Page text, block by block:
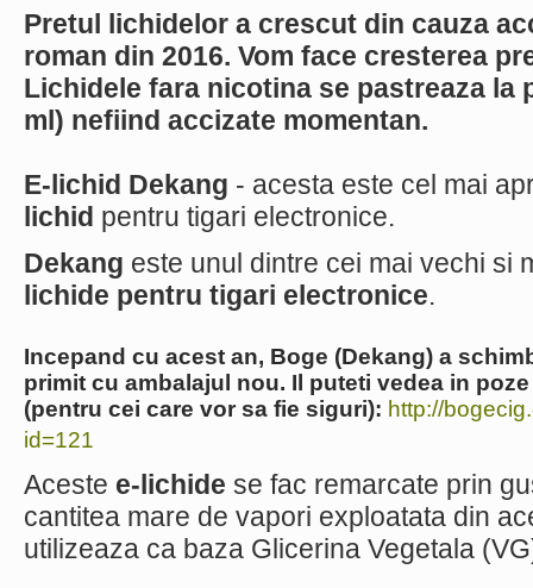
Pretul lichidelor a crescut din cauza
roman din 2016. Vom face cresterea
Lichidele fara nicotina se pastreaza la
ml) nefiind accizate momentan.
E-lichid Dekang - acesta este cel mai
lichid pentru tigari electronice.
Dekang este unul dintre cei mai vechi si
lichide pentru tigari electronice.
Incepand cu acest an, Boge (Dekang) a
primit cu ambalajul nou. Il puteti vedea in
(pentru cei care vor sa fie siguri): http://
id=121
Aceste e-lichide se fac remarcate prin
cantitea mare de vapori exploatata din
utilizeaza ca baza Glicerina Vegetala